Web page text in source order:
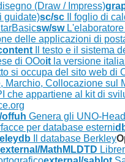
(Draw / Impress)
guidate)sc/sc Il foglio di
sw/swL'elaboratore
delle applicazioni di
Il testo e il sistema
di OOoit la versione
si occupa del sito web di
Marchio, Collocazione sul
che appartiene al kit di
offuh Genera gli UNO-
per database esterni
Il database Berkley
external/MathMLDTD